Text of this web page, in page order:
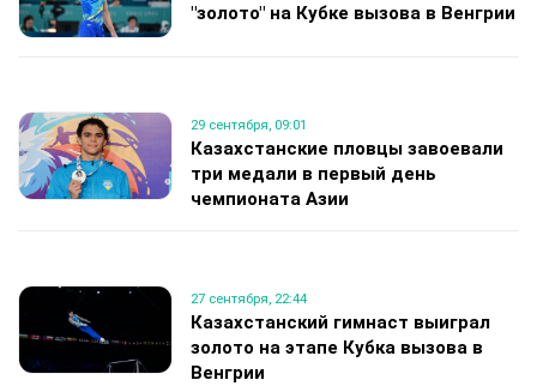
"золото" на Кубке вызова в Венгрии
29 сентября, 09:01
Казахстанские пловцы завоевали
три медали в первый день
чемпионата Азии
27 сентября, 22:44
Казахстанский гимнаст выиграл
золото на этапе Кубка вызова в
Венгрии